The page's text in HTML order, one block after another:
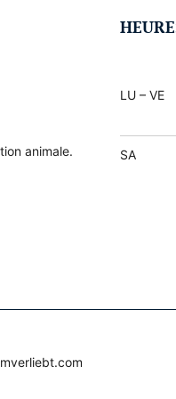
animale.
LU – VE
SA